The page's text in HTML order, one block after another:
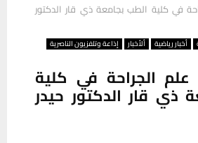
في كلية الطب بجامعة ذي قار الدكتور
أخبار رياضية ألأخبار
إذاعة وتلفزيون الناصرية
علم الجراحة في كلية
ذي قار الدكتور حيدر